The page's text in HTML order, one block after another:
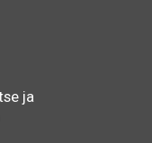
ja